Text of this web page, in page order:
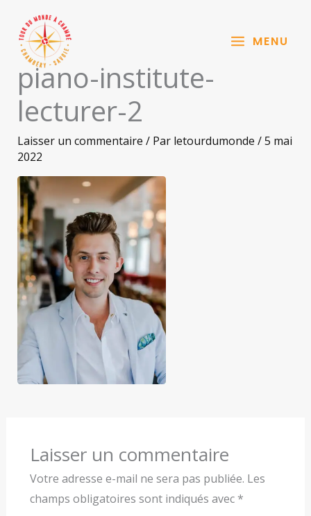
contenu
MENU
piano-institute-
lecturer-2
Laisser un commentaire / Par letourdumonde /5 mai
2022
Laisser un commentaire
Votre adresse e-mail ne sera pas publiée. Les
champs obligatoires sont indiqués avec *